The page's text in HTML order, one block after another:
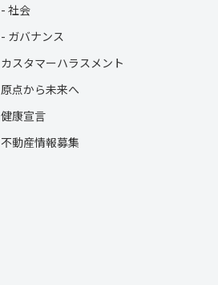
- 社会
- ガバナンス
カスタマーハラスメント
原点から未来へ
健康宣言
不動産情報募集